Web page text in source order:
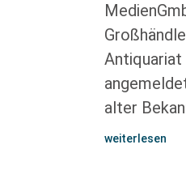
alter
weiterlesen